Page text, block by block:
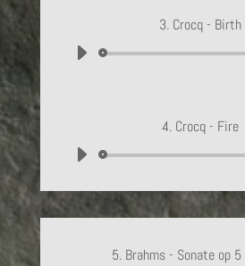
3. Crocq - Birth
Lecteur
4. Crocq - Fire
Lecteur
5. Brahms - Sonate op 5